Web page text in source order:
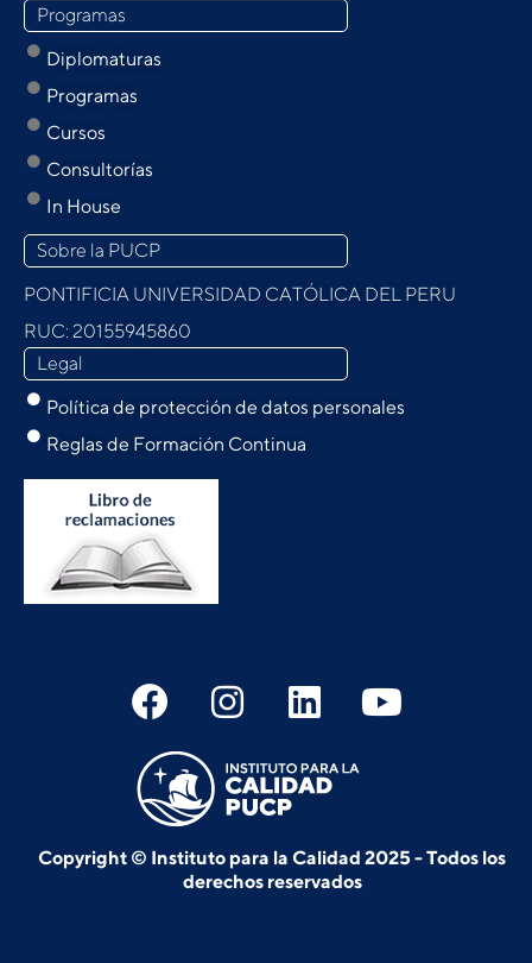
Programas
Diplomaturas
Programas
Cursos
Consultorías
In House
Sobre la PUCP
PONTIFICIA UNIVERSIDAD CATÓLICA DEL PERU
RUC: 20155945860
Legal
Política de protección de datos personales
Reglas de Formación Continua
Copyright © Instituto para la Calidad 2025 - Todos los
derechos reservados